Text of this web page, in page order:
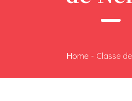
Home - Classe